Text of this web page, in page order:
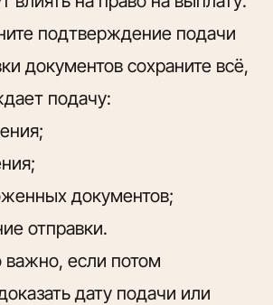
подтверждение подачи
документов сохраните всё,
подачу:
документов;
отправки.
важно, если потом
дату подачи или